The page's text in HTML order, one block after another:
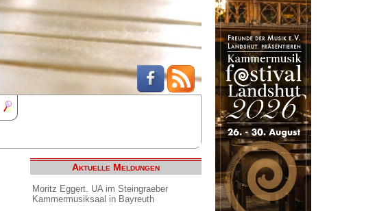
Aktuelle Meldungen
Moritz Eggert. UA im Steingraeber
Kammermusiksaal in Bayreuth